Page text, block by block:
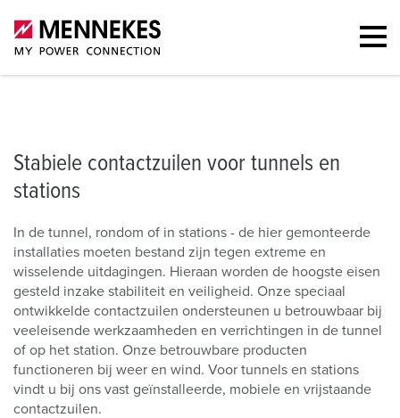
Contactzuilen voor tunnels en stations
Stabiele contactzuilen voor tunnels en
stations
In de tunnel, rondom of in stations - de hier gemonteerde
installaties moeten bestand zijn tegen extreme en
wisselende uitdagingen. Hieraan worden de hoogste eisen
gesteld inzake stabiliteit en veiligheid. Onze speciaal
ontwikkelde contactzuilen ondersteunen u betrouwbaar bij
veeleisende werkzaamheden en verrichtingen in de tunnel
of op het station. Onze betrouwbare producten
functioneren bij weer en wind. Voor tunnels en stations
vindt u bij ons vast geïnstalleerde, mobiele en vrijstaande
contactzuilen.